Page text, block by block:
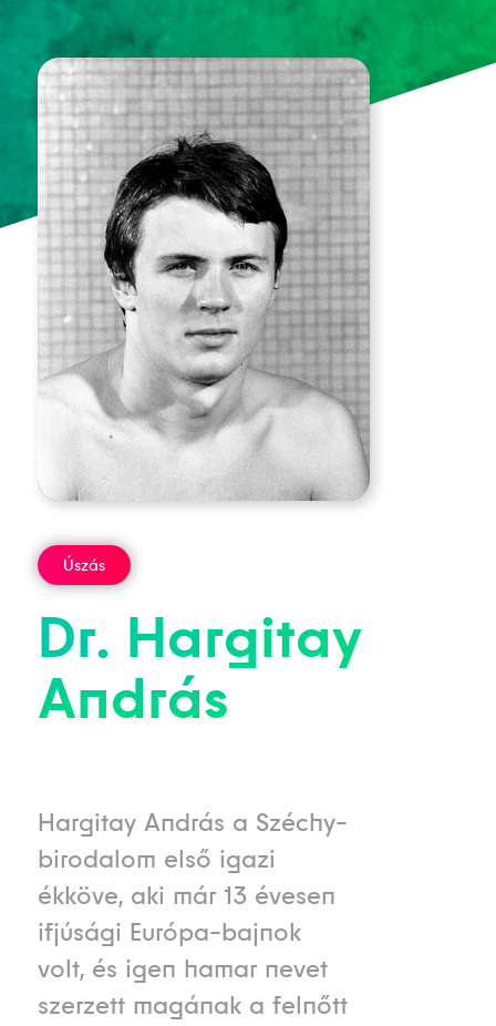
Úszás
Dr. Hargitay
András
Hargitay András a Széchy-
birodalom első igazi
ékköve, aki már 13 évesen
ifjúsági Európa-bajnok
volt, és igen hamar nevet
szerzett magának a felnőtt